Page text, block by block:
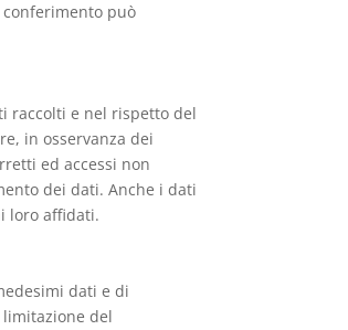
può
raccolti e nel rispetto del
in osservanza dei
ed accessi non
dei dati. Anche i dati
loro affidati.
dati e di
limitazione del